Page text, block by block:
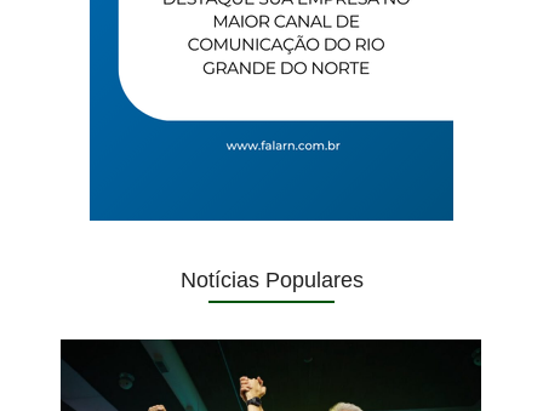
Notícias Populares